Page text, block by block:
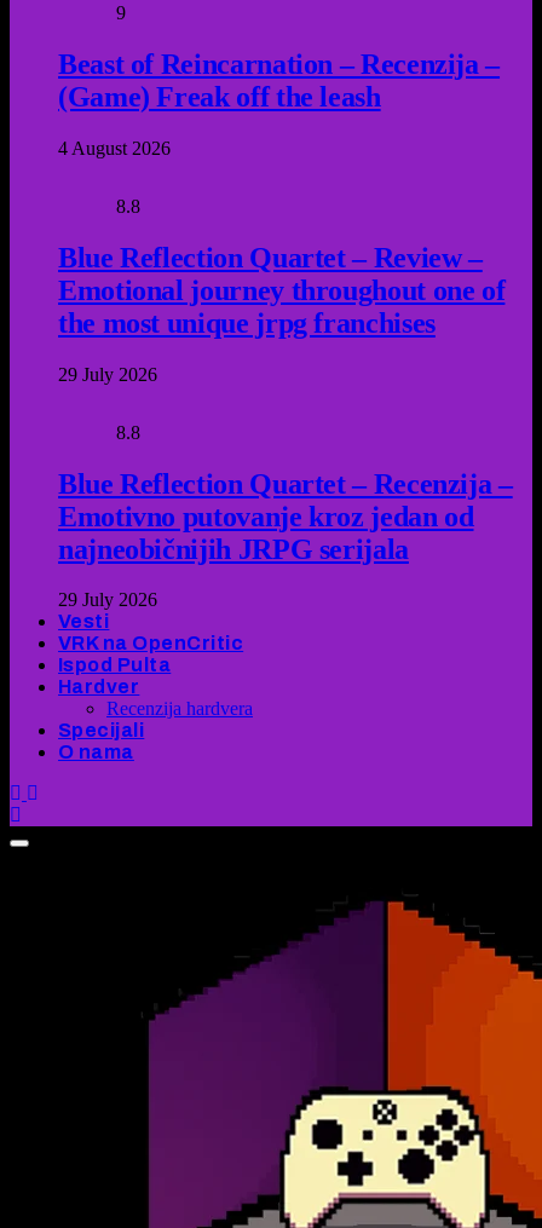
9
Beast of Reincarnation – Recenzija –
(Game) Freak off the leash
4 August 2026
8.8
Blue Reflection Quartet – Review –
Emotional journey throughout one of
the most unique jrpg franchises
29 July 2026
8.8
Blue Reflection Quartet – Recenzija –
Emotivno putovanje kroz jedan od
najneobičnijih JRPG serijala
29 July 2026
Vesti
VRK na OpenCritic
Ispod Pulta
Hardver
Recenzija hardvera
Specijali
O nama